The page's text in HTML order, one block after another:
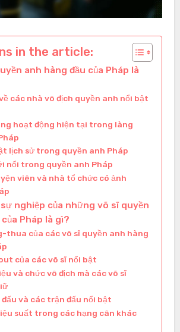
in the article:
anh hàng đầu của Pháp là
các nhà vô địch quyền anh nổi bật
hoạt động hiện tại trong làng
lịch sử trong quyền anh Pháp
nổi trong quyền anh Pháp
viên và nhà tổ chức có ảnh
nghiệp của những võ sĩ quyền
Pháp là gì?
thua của các võ sĩ quyền anh hàng
của các võ sĩ nổi bật
và chức vô địch mà các võ sĩ
và các trận đấu nổi bật
suất trong các hạng cân khác